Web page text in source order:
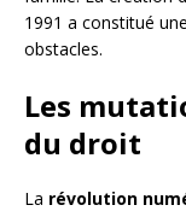
1991 a constitué
obstacles.
Les
du droit
La révolution